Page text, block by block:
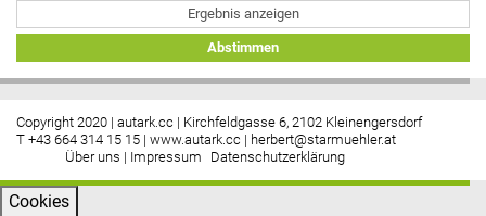
Ergebnis anzeigen
Abstimmen
Copyright 2020 | autark.cc | Kirchfeldgasse 6, 2102 Kleinengersdorf
T +43 664 314 15 15 | www.autark.cc | herbert@starmuehler.at
Über uns | Impressum Datenschutzerklärung
Cookies